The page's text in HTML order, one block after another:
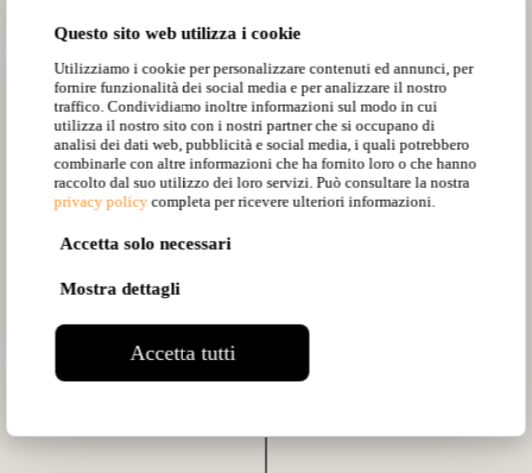
Questo sito web utilizza i cookie
Utilizziamo i cookie per personalizzare contenuti ed annunci, per
fornire funzionalità dei social media e per analizzare il nostro
traffico. Condividiamo inoltre informazioni sul modo in cui
utilizza il nostro sito con i nostri partner che si occupano di
analisi dei dati web, pubblicità e social media, i quali potrebbero
combinarle con altre informazioni che ha fornito loro o che hanno
raccolto dal suo utilizzo dei loro servizi. Può consultare la nostra
privacy policy completa per ricevere ulteriori informazioni.
Accetta solo necessari
Mostra dettagli
Accetta tutti
Opium: SE330AOINT
Indoor, Sospensione